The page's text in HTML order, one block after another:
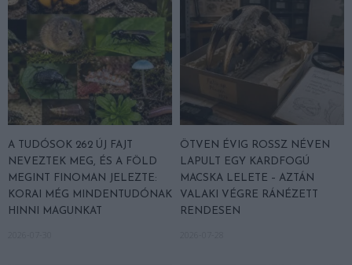
A TUDÓSOK 262 ÚJ FAJT
NEVEZTEK MEG, ÉS A FÖLD
MEGINT FINOMAN JELEZTE:
KORAI MÉG MINDENTUDÓNAK
HINNI MAGUNKAT
ÖTVEN ÉVIG ROSSZ NÉVEN
LAPULT EGY KARDFOGÚ
MACSKA LELETE – AZTÁN
VALAKI VÉGRE RÁNÉZETT
RENDESEN